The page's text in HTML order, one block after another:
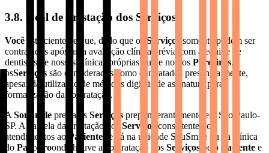
3.8. local de prestação dos Serviços
Você está ciente de que, dado que os Serviços
somente podem ser
contratados após uma avaliação clínica prévia com a equipe de
dentistas de nossas clínicas próprias ou de nossos Parceiros,
osServiços são considerados como contratados presencialmente,
apesar da utilização de métodos digitais de assinatura para
formalização da contratação.
A SouSmile presta os Serviços preponderantemente em São Paulo-
SP. A parcela da prestação dos
Serviços
consistente nos
atendimentos ao
Paciente se dá na unidade SouSmile ou na clínica
do Parceiroonde houve a contratação dos Serviços pelo Paciente e